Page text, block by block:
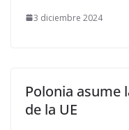
3 diciembre 2024
Polonia asume
de la UE